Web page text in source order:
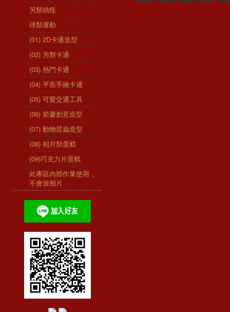
另類搞怪
球類運動
(01) 2D卡通造型
(02) 另類卡通
(03) 熱門卡通
(04) 平面手繪卡通
(05) 可愛交通工具
(06) 節慶創意造型
(07) 動物昆蟲造型
(08) 相片類蛋糕
(09)巧克力片蛋糕
此專區內部作業使用，
不會放相片